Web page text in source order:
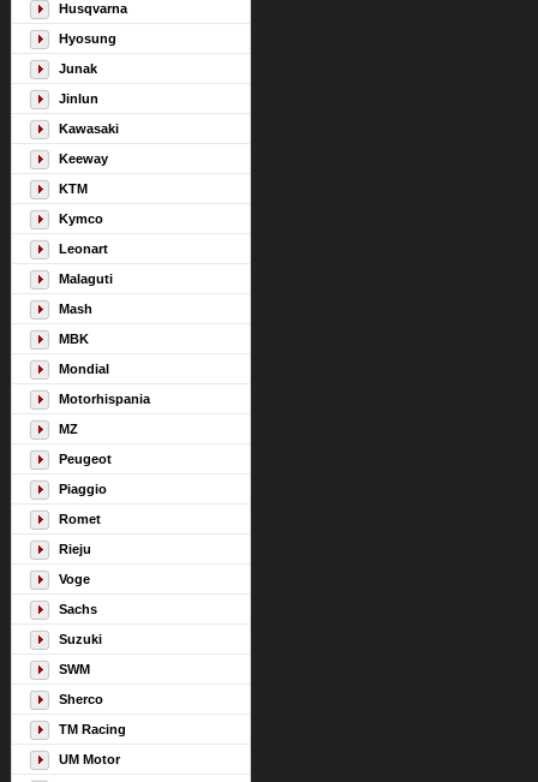
Husqvarna
Hyosung
Junak
Jinlun
Kawasaki
Keeway
KTM
Kymco
Leonart
Malaguti
Mash
MBK
Mondial
Motorhispania
MZ
Peugeot
Piaggio
Romet
Rieju
Voge
Sachs
Suzuki
SWM
Sherco
TM Racing
UM Motor